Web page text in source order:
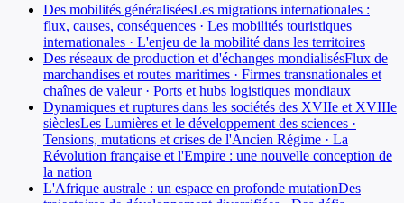
Des mobilités généraliséesLes migrations internationales :
flux, causes, conséquences · Les mobilités touristiques
internationales · L'enjeu de la mobilité dans les territoires
Des réseaux de production et d'échanges mondialisésFlux de
marchandises et routes maritimes · Firmes transnationales et
chaînes de valeur · Ports et hubs logistiques mondiaux
Dynamiques et ruptures dans les sociétés des XVIIe et XVIIIe
sièclesLes Lumières et le développement des sciences ·
Tensions, mutations et crises de l'Ancien Régime · La
Révolution française et l'Empire : une nouvelle conception de
la nation
L'Afrique australe : un espace en profonde mutationDes